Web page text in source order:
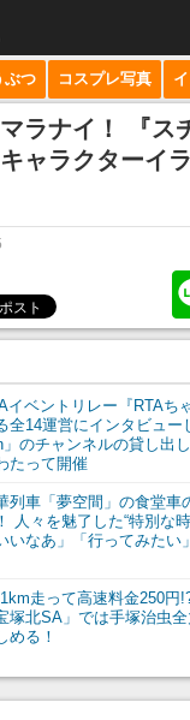
ぶつ コスプレ写真
ラナイ！ 『ス
ャラクターイ
イベントリレー『RTAち
全14運営にインタビュー
」のチャンネルの貸し出
たって開催
列車「夢空間」の食堂車
人々を魅了した“特別な
いなあ」「行ってみたい
走って高速料金250円
塚北SA」では手塚治虫
める！